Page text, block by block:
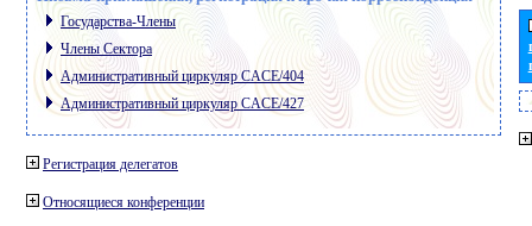
Государства-Члены
Члены Сектора
Административный циркуляр CACE/404
Административный циркуляр CACE/427
Регистрация делегатов
Относящиеся конференции